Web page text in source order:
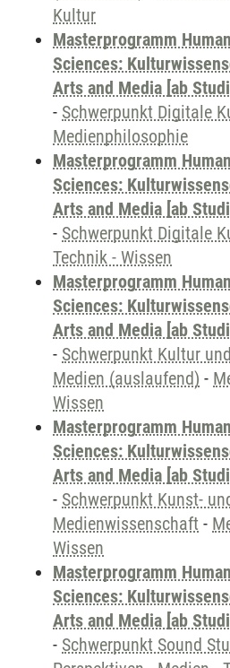
Kultur
Masterprogramm
Sciences:
Arts and Media [ab
- Schwerpunkt Digitale
Medienphilosophie
Masterprogramm
Sciences:
Arts and Media [ab
- Schwerpunkt Digitale
Technik - Wissen
Masterprogramm
Sciences:
Arts and Media [ab
- Schwerpunkt Kultur
Medien (auslaufend) -
Wissen
Masterprogramm
Sciences:
Arts and Media [ab
- Schwerpunkt Kunst-
Medienwissenschaft -
Wissen
Masterprogramm
Sciences:
Arts and Media [ab
- Schwerpunkt Sound